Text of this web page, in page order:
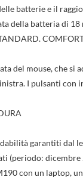
batterie e il
della batteria di
del mouse, che
I pulsanti con
garantiti dal
(periodo: dicembre
con un laptop,